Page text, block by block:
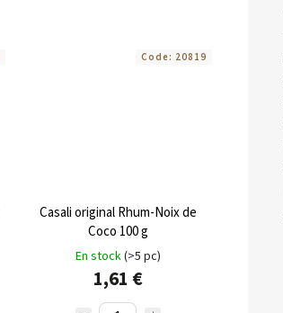
Casali original Rhum-Noix de
Coco 100 g
En stock(>5 pc)
1,61 €
Code: 20819